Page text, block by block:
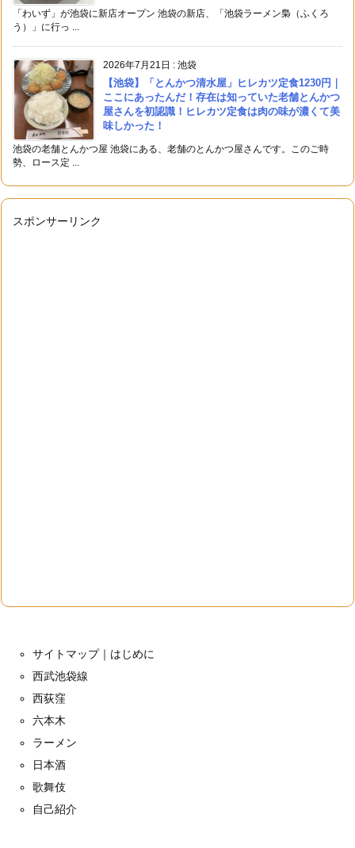
「わいず」が池袋に新店オープン 池袋の新店、「池袋ラーメン梟（ふくろ
う）」に行っ ...
2026年7月21日 : 池袋
【池袋】「とんかつ清水屋」ヒレカツ定食1230円｜
ここにあったんだ！存在は知っていた老舗とんかつ
屋さんを初認識！ヒレカツ定食は肉の味が濃くて美
味しかった！
池袋の老舗とんかつ屋 池袋にある、老舗のとんかつ屋さんです。このご時
勢、ロース定 ...
スポンサーリンク
サイトマップ｜はじめに
西武池袋線
西荻窪
六本木
ラーメン
日本酒
歌舞伎
自己紹介